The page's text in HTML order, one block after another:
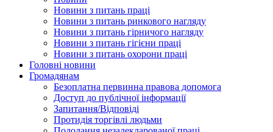
Новини з питань праці
Новини з питань ринкового нагляду
Новини з питань гірничого нагляду
Новини з питань гігієни праці
Новини з питань охорони праці
Головні новини
Громадянам
Безоплатна первинна правова допомога
Доступ до публічної інформації
Запитання/Відповіді
Протидія торгівлі людьми